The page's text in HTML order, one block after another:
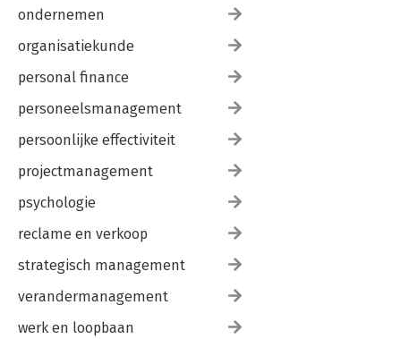
ondernemen
organisatiekunde
personal finance
personeelsmanagement
persoonlijke effectiviteit
projectmanagement
psychologie
reclame en verkoop
strategisch management
verandermanagement
werk en loopbaan